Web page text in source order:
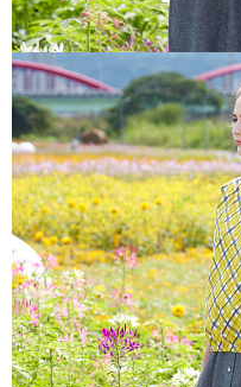
2.決済金額は最低NT$20です。
3.現在、台湾の会員のみご利用
三、利用規約「AFTEE代金後払
ロテクションズ（以下 AFTEE
ます。当サービスご利用の際に
の氏名、電話番号、受取人の氏
限らない）は、AFTEEに渡され
す。AFTEEの個人情報の収集、
ームページの『個人情報の収集
ださい（https://aftee.tw/
AFTEEの初回ご利用の際に、審
ります。支払い期限を過ぎた場
納金が加算されます。未成年の
の同意を得ればAFTEEをご利用
個人情報の処理、利用について
付款後門市自取
送料無料
貨到付款
配送毎にNT$100、